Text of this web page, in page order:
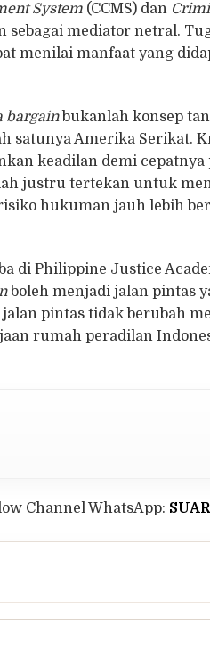
System (CCMS) dan
sebagai mediator netral.
menilai manfaat yang
bargainbukanlah konsep
satunya Amerika Serikat.
keadilan demi cepatnya
justru tertekan untuk
hukuman jauh lebih
di Philippine Justice
boleh menjadi jalan pintas
pintas tidak berubah
rumah peradilan
Channel WhatsApp: